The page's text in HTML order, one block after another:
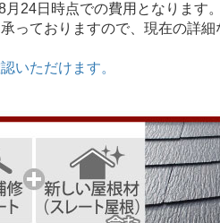
24日時点での費用となります。
っておりますので、現在の詳
いただけます。